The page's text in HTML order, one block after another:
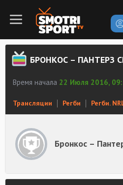
БРОНКОС – ПАНТЕРЗ
Время начала 22 Июля 2016,
Трансляции Регби Регби.
Бронкос –